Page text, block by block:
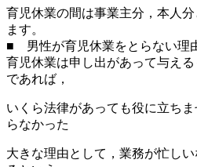
育児休業の間は事業主分，本人
ます。
■ 男性が育児休業をとらない理
育児休業は申し出があって与え
であれば，
いくら法律があっても役に立ち
らなかった
大きな理由として，業務が忙し